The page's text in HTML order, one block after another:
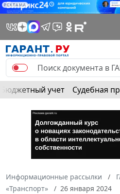
РЕКЛАМА
Бюджетный учет Судебная
Информационные рассылки
«Транспорт»
26 января 2024